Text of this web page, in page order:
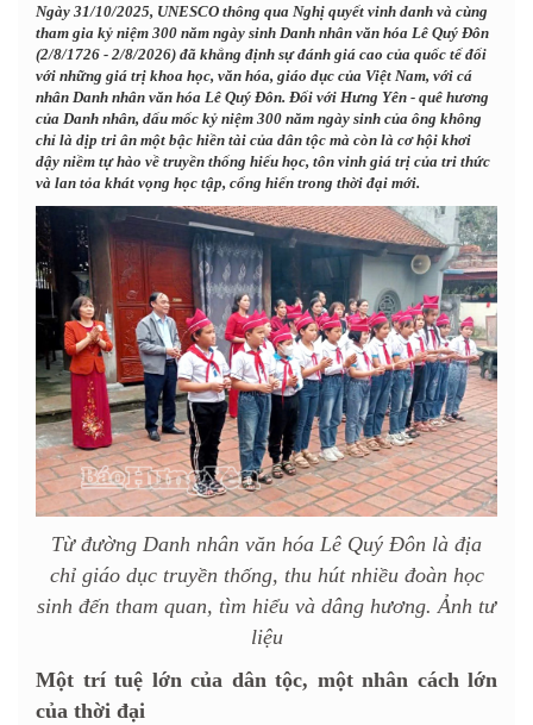
Ngày 31/10/2025, UNESCO thông qua Nghị quyết vinh danh và cùng
tham gia kỷ niệm 300 năm ngày sinh Danh nhân văn hóa Lê Quý Đôn
(2/8/1726 - 2/8/2026) đã khẳng định sự đánh giá cao của quốc tế đối
với những giá trị khoa học, văn hóa, giáo dục của Việt Nam, với cá
nhân Danh nhân văn hóa Lê Quý Đôn. Đối với Hưng Yên - quê hương
của Danh nhân, dấu mốc kỷ niệm 300 năm ngày sinh của ông không
chỉ là dịp tri ân một bậc hiền tài của dân tộc mà còn là cơ hội khơi
dậy niềm tự hào về truyền thống hiếu học, tôn vinh giá trị của tri thức
và lan tỏa khát vọng học tập, cống hiến trong thời đại mới.
Từ đường Danh nhân văn hóa Lê Quý Đôn là địa
chỉ giáo dục truyền thống, thu hút nhiều đoàn học
sinh đến tham quan, tìm hiểu và dâng hương. Ảnh tư
liệu
Một trí tuệ lớn của dân tộc, một nhân cách lớn
của thời đại